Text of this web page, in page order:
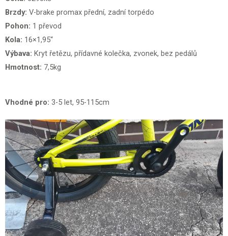
Brzdy: V-brake promax přední, zadní torpédo
Pohon: 1 převod
Kola: 16×1,95“
Výbava: Kryt řetězu, přídavné kolečka, zvonek, bez pedálů
Hmotnost: 7,5kg
Vhodné pro: 3-5 let, 95-115cm